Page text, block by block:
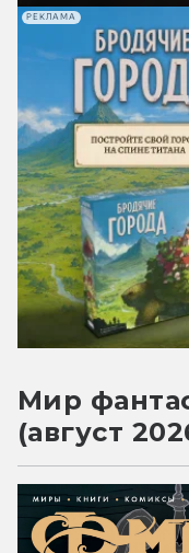
РЕКЛАМА
Мир
(август